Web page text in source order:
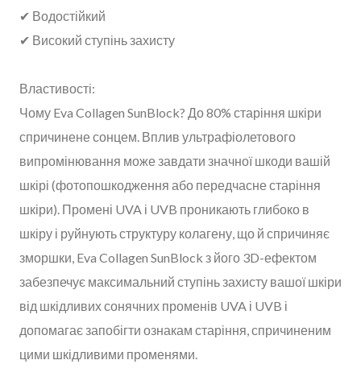
✔ Водостійкий
✔ Високий ступінь захисту
Властивості:
Чому Eva Collagen SunBlock? До 80% старіння шкіри
спричинене сонцем. Вплив ультрафіолетового
випромінювання може завдати значної шкоди вашій
шкірі (фотопошкодження або передчасне старіння
шкіри). Промені UVA і UVB проникають глибоко в
шкіру і руйнують структуру колагену, що й спричиняє
зморшки, Eva Collagen SunBlock з його 3D-ефектом
забезпечує максимальний ступінь захисту вашої шкіри
від шкідливих сонячних променів UVA і UVB і
допомагає запобігти ознакам старіння, спричиненим
цими шкідливими променями.